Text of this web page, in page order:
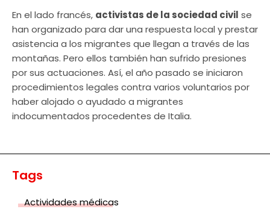
En el lado francés, activistas de la sociedad civil se
han organizado para dar una respuesta local y prestar
asistencia a los migrantes que llegan a través de las
montañas. Pero ellos también han sufrido presiones
por sus actuaciones. Así, el año pasado se iniciaron
procedimientos legales contra varios voluntarios por
haber alojado o ayudado a migrantes
indocumentados procedentes de Italia.
Tags
Actividades médicas